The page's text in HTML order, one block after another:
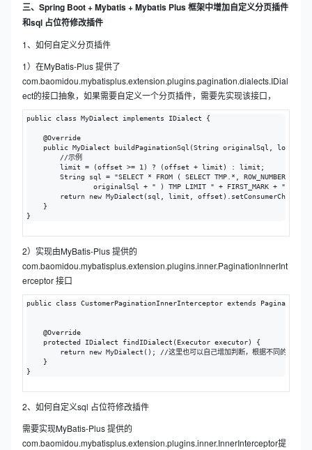
三、Spring Boot + Mybatis + Mybatis Plus 框架中增加自定义分页插件
和sql 占位符修改插件
1、如何自定义分页插件
1）在MyBatis-Plus 提供了
com.baomidou.mybatisplus.extension.plugins.pagination.dialects.IDial
ect的接口抽象，如果需要自定义一个分页插件，需要先实现该接口，
public class MyDialect implements IDialect {
    @Override
public MyDialect buildPaginationSql(String originalSql, long
        //示例
        limit = (offset >= 1) ? (offset + limit) : limit;
String sql = "SELECT * FROM ( SELECT TMP.*, ROW_NUMBER()
originalSql + " ) TMP LIMIT " + FIRST_MARK + ")
        return new MyDialect(sql, limit, offset).setConsumerChain();
    }
}
2）实现由MyBatis-Plus 提供的
com.baomidou.mybatisplus.extension.plugins.inner.PaginationInnerInt
erceptor 接口
public class CustomerPaginationInnerInterceptor extends
    @Override
    protected IDialect findIDialect(Executor executor) {
return new MyDialect(); //这里也可以自己增加判断，根据不同的数据库
    }
}
2、如何自定义sql 占位符修改插件
需要实现MyBatis-Plus 提供的
com.baomidou.mybatisplus.extension.plugins.inner.InnerInterceptor提